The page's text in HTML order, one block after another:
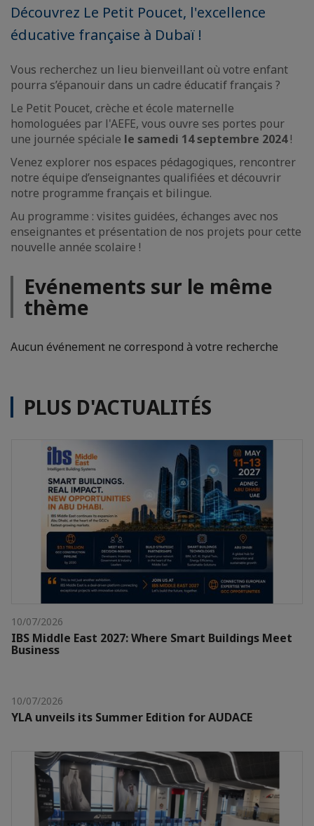
Découvrez Le Petit Poucet, l'excellence
éducative française à Dubaï !
Vous recherchez un lieu bienveillant où votre enfant
pourra s’épanouir dans un cadre éducatif français ?
Le Petit Poucet, crèche et école maternelle
homologuées par l'AEFE, vous ouvre ses portes pour
une journée spéciale le samedi 14 septembre 2024!
Venez explorer nos espaces pédagogiques, rencontrer
notre équipe d’enseignantes qualifiées et découvrir
notre programme français et bilingue.
Au programme : visites guidées, échanges avec nos
enseignantes et présentation de nos projets pour cette
nouvelle année scolaire !
Evénements sur le même
thème
Aucun événement ne correspond à votre recherche
PLUS D'ACTUALITÉS
10/07/2026
IBS Middle East 2027: Where Smart Buildings Meet
Business
10/07/2026
YLA unveils its Summer Edition for AUDACE